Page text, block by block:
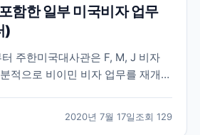
함한 일부 미국비자 업무
)
주한미국대사관은 F, M, J 비자
적으로 비이민 비자 업무를 재개한
이 몰릴 것으로 예상이 됩니다. 미
2020년 7월 17일조회 129